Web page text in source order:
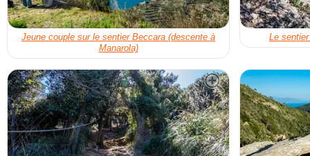
Jeune couple sur le sentier Beccara (descente à
Manarola)
Le